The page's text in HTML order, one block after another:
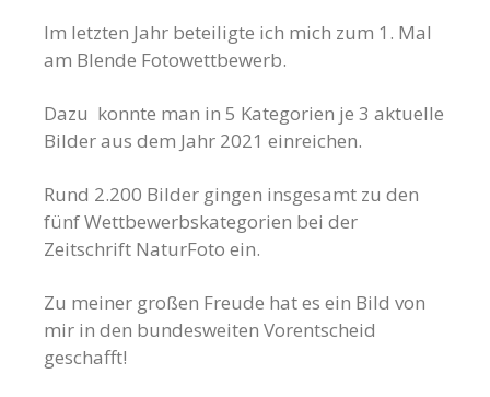
Im letzten Jahr beteiligte ich mich zum 1. Mal
am Blende Fotowettbewerb.
Dazu konnte man in 5 Kategorien je 3 aktuelle
Bilder aus dem Jahr 2021 einreichen.
Rund 2.200 Bilder gingen insgesamt zu den
fünf Wettbewerbskategorien bei der
Zeitschrift NaturFoto ein.
Zu meiner großen Freude hat es ein Bild von
mir in den bundesweiten Vorentscheid
geschafft!